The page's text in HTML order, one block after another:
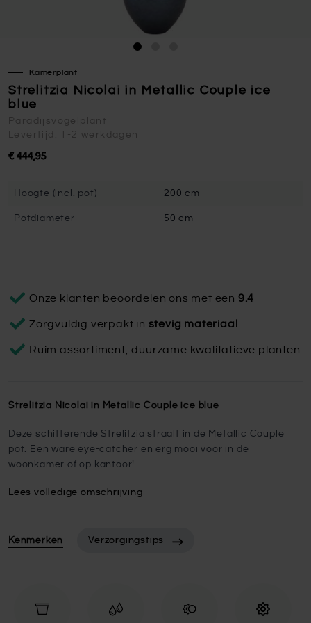
Kamerplant
Strelitzia Nicolai in Metallic Couple ice
blue
Paradijsvogelplant
Levertijd: 1-2 werkdagen
€ 444,95
Hoogte (incl. pot) 200 cm
Potdiameter 50 cm
Onze klanten beoordelen ons met een 9.4
Zorgvuldig verpakt in stevig materiaal
Ruim assortiment, duurzame kwalitatieve planten
Strelitzia Nicolai in Metallic Couple ice blue
Deze schitterende Strelitzia straalt in de Metallic Couple
pot. Een ware eye-catcher en erg mooi voor in de
woonkamer of op kantoor!
Lees volledige omschrijving
Kenmerken Verzorgingstips